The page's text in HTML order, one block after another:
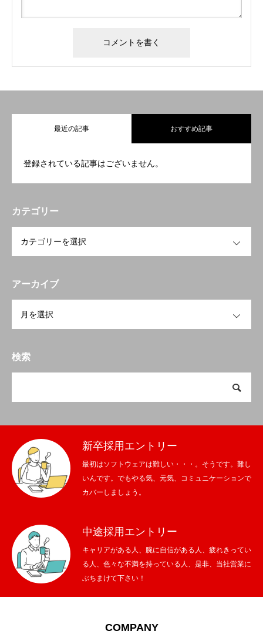
最近の記事 おすすめ記事
登録されている記事はございません。
カテゴリー
アーカイブ
検索
新卒採用エントリー
最初はソフトウェアは難しい・・・。そうです。難し
いんです。でもやる気、元気、コミュニケーションで
カバーしましょう。
中途採用エントリー
キャリアがある人、腕に自信がある人、疲れきってい
る人、色々な不満を持っている人、是非、当社営業に
ぶちまけて下さい！
COMPANY